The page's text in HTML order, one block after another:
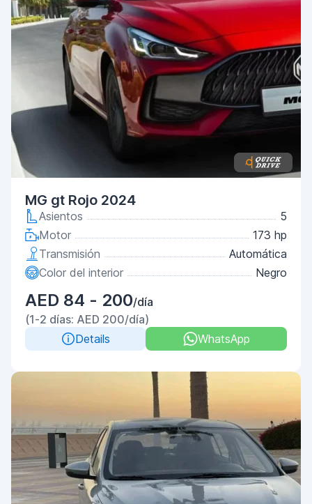
MG gt Rojo 2024
Asientos
5
Motor
173 hp
Transmisión
Automática
Color del interior
Negro
AED 84 - 200/día
(1-2 días: AED 200/día)
Details
WhatsApp